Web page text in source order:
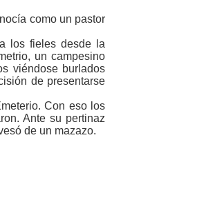
como un pastor
los fieles desde la
un campesino
viéndose burlados
de presentarse
Con eso los
Ante su pertinaz
de un mazazo.